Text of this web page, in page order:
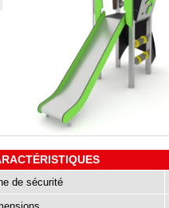
de sécurité